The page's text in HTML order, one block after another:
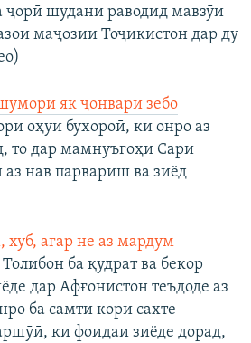
шудани раводид мавзӯи
маҷозии Тоҷикистон дар ду
як ҷонвари зебо
оҳуи бухороӣ, ки онро аз
то дар мамнуъгоҳи Сари
аз нав парвариш ва зиёд
хуб, агар не аз мардум
ба қудрат ва бекор
дар Афғонистон теъдоде аз
ба самти кори сахте
ки фоидаи зиёде дорад,